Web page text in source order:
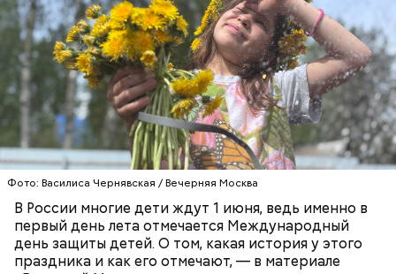
Фото: Василиса Чернявская / Вечерняя Москва
В России многие дети ждут 1 июня, ведь именно в
первый день лета отмечается Международный
день защиты детей. О том, какая история у этого
праздника и как его отмечают, — в материале
— Курица сначала обжаривается с небольшим
количеством масла и лука на сковороде. Затем ее
нужно отправить в глубокий противень. Сверху
кладем кабачки, нарезанные крупным кубиком, —
порекомендовал собеседник «ВМ».
Кроме того, специалист не советует покупать
дыню с вмятиной или перележавшую в магазине
долгое время: